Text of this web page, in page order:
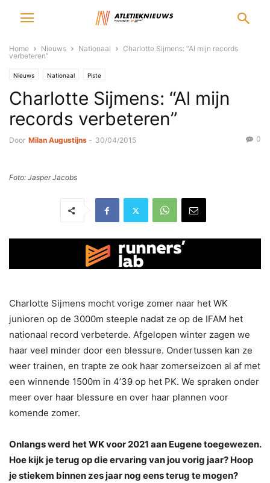
Home Nieuws Nationaal
Charlotte Sijmens: “Al mijn records
verbeteren”
Nieuws Nationaal Piste
Charlotte Sijmens: “Al mijn
records verbeteren”
Door Milan Augustijns - 30/04/2015 0
Foto: Jasper Jacobs
Charlotte Sijmens mocht vorige zomer naar het WK
junioren op de 3000m steeple nadat ze op de IFAM het
nationaal record verbeterde. Afgelopen winter zagen we
haar veel minder door een blessure. Ondertussen kan ze
weer trainen, en trapte ze ook haar zomerseizoen al af met
een winnende 1500m in 4’39 op het PK. We spraken onder
meer over haar blessure en over haar plannen voor
komende zomer.
Onlangs werd het WK voor 2021 aan Eugene toegewezen.
Hoe kijk je terug op die ervaring van jou vorig jaar? Hoop
je stiekem binnen zes jaar nog eens terug te mogen?